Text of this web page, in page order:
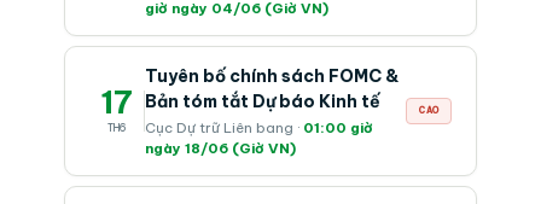
giờ ngày 04/06 (Giờ VN)
17
TH6
Tuyên bố chính sách FOMC &
Bản tóm tắt Dự báo Kinh tế
Cục Dự trữ Liên bang · 01:00 giờ
ngày 18/06 (Giờ VN)
CAO